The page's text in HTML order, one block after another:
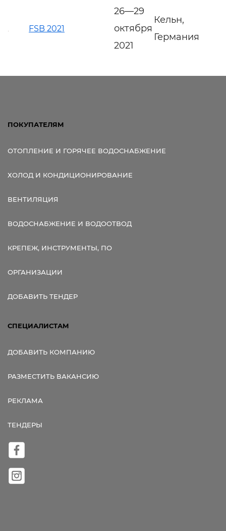
FSB 2021
26—29
октября
2021
Кельн,
Германия
ПОКУПАТЕЛЯМ
ОТОПЛЕНИЕ И ГОРЯЧЕЕ ВОДОСНАБЖЕНИЕ
ХОЛОД И КОНДИЦИОНИРОВАНИЕ
ВЕНТИЛЯЦИЯ
ВОДОСНАБЖЕНИЕ И ВОДООТВОД
КРЕПЕЖ, ИНСТРУМЕНТЫ, ПО
ОРГАНИЗАЦИИ
ДОБАВИТЬ ТЕНДЕР
СПЕЦИАЛИСТАМ
ДОБАВИТЬ КОМПАНИЮ
РАЗМЕСТИТЬ ВАКАНСИЮ
РЕКЛАМА
ТЕНДЕРЫ